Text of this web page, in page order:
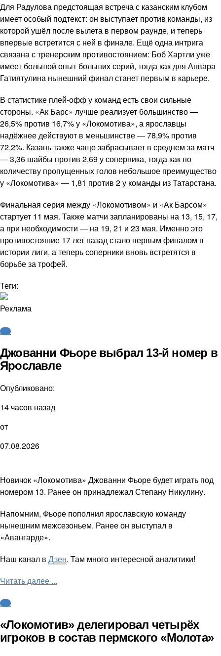
Для Радулова предстоящая встреча с казанским клубом
имеет особый подтекст: он выступает против команды, из
которой ушёл после вылета в первом раунде, и теперь
впервые встретится с ней в финале. Ещё одна интрига
связана с тренерским противостоянием: Боб Хартли уже
имеет большой опыт больших серий, тогда как для Анвара
Гатиятулина нынешний финал станет первым в карьере.
В статистике плей-офф у команд есть свои сильные
стороны. «Ак Барс» лучше реализует большинство —
26,5% против 16,7% у «Локомотива», а ярославцы
надёжнее действуют в меньшинстве — 78,9% против
72,2%. Казань также чаще забрасывает в среднем за матч
— 3,36 шайбы против 2,69 у соперника, тогда как по
количеству пропущенных голов небольшое преимущество
у «Локомотива» — 1,81 против 2 у команды из Татарстана.
Финальная серия между «Локомотивом» и «Ак Барсом»
стартует 11 мая. Также матчи запланированы на 13, 15, 17,
а при необходимости — на 19, 21 и 23 мая. Именно это
противостояние 17 лет назад стало первым финалом в
истории лиги, а теперь соперники вновь встретятся в
борьбе за трофей.
Теги:
Реклама
КХЛ
Джованни Фьоре выбрал 13-й номер в
Ярославле
Опубликовано:
14 часов назад
от
07.08.2026
Новичок «Локомотива» Джованни Фьоре будет играть под
номером 13. Ранее он принадлежал Степану Никулину.
Напомним, Фьоре пополнил ярославскую команду
нынешним межсезоньем. Ранее он выступал в
«Авангарде».
Наш канал в Дзен. Там много интересной аналитики!
Читать далее ...
КХЛ
«Локомотив» делегировал четырёх
игроков в состав пермского «Молота»